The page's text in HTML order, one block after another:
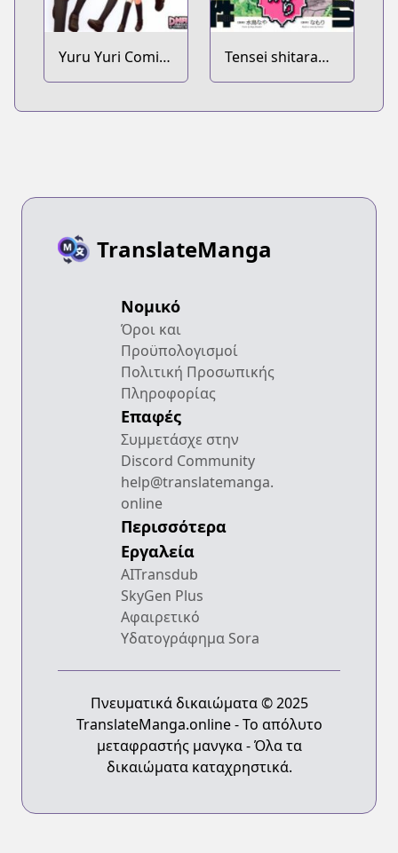
Yuru Yuri Comic
Anthology
Tensei shitara
Akari dake Slime
TranslateManga
Νομικό
Όροι και
Προϋπολογισμοί
Πολιτική Προσωπικής
Πληροφορίας
Επαφές
Συμμετάσχε στην
Discord Community
help@translatemanga.
online
Περισσότερα
Εργαλεία
AITransdub
SkyGen Plus
Αφαιρετικό
Υδατογράφημα Sora
Πνευματικά δικαιώματα © 2025
TranslateManga.online - Το απόλυτο
μεταφραστής μανγκα - Όλα τα
δικαιώματα καταχρηστικά.